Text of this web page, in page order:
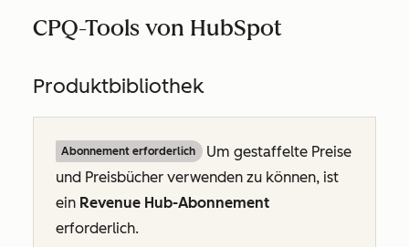
CPQ-Tools von HubSpot
Produktbibliothek
Abonnement erforderlich
Um gestaffelte Preise
und Preisbücher verwenden zu können, ist
ein Revenue Hub-Abonnement
erforderlich.